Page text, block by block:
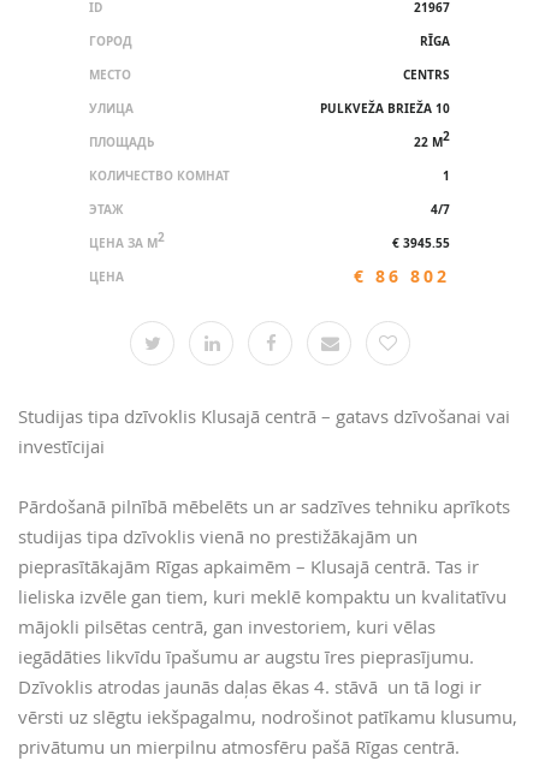
ID
21967
ГОРОД
RĪGA
МЕСТО
CENTRS
УЛИЦА
PULKVEŽA BRIEŽA 10
ПЛОЩАДЬ
22 M2
КОЛИЧЕСТВО КОМНАТ
1
ЭТАЖ
4/7
ЦЕНА ЗА M2
€ 3945.55
ЦЕНА
€ 86 802
Studijas tipa dzīvoklis Klusajā centrā – gatavs dzīvošanai vai
investīcijai
Pārdošanā pilnībā mēbelēts un ar sadzīves tehniku aprīkots
studijas tipa dzīvoklis vienā no prestižākajām un
pieprasītākajām Rīgas apkaimēm – Klusajā centrā. Tas ir
lieliska izvēle gan tiem, kuri meklē kompaktu un kvalitatīvu
mājokli pilsētas centrā, gan investoriem, kuri vēlas
iegādāties likvīdu īpašumu ar augstu īres pieprasījumu.
Dzīvoklis atrodas jaunās daļas ēkas 4. stāvā un tā logi ir
vērsti uz slēgtu iekšpagalmu, nodrošinot patīkamu klusumu,
privātumu un mierpilnu atmosfēru pašā Rīgas centrā.